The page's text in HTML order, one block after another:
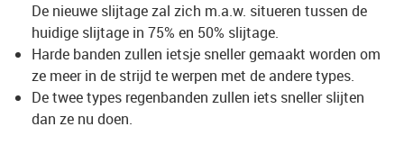
De nieuwe slijtage zal zich m.a.w. situeren tussen de
huidige slijtage in 75% en 50% slijtage.
Harde banden zullen ietsje sneller gemaakt worden om
ze meer in de strijd te werpen met de andere types.
De twee types regenbanden zullen iets sneller slijten
dan ze nu doen.